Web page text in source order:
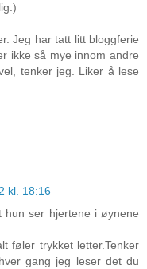
Jeg har tatt litt bloggferie
ikke så mye innom andre
tenker jeg. Liker å lese
kl. 18:16
hun ser hjertene i øynene
føler trykket letter.Tenker
gang jeg leser det du